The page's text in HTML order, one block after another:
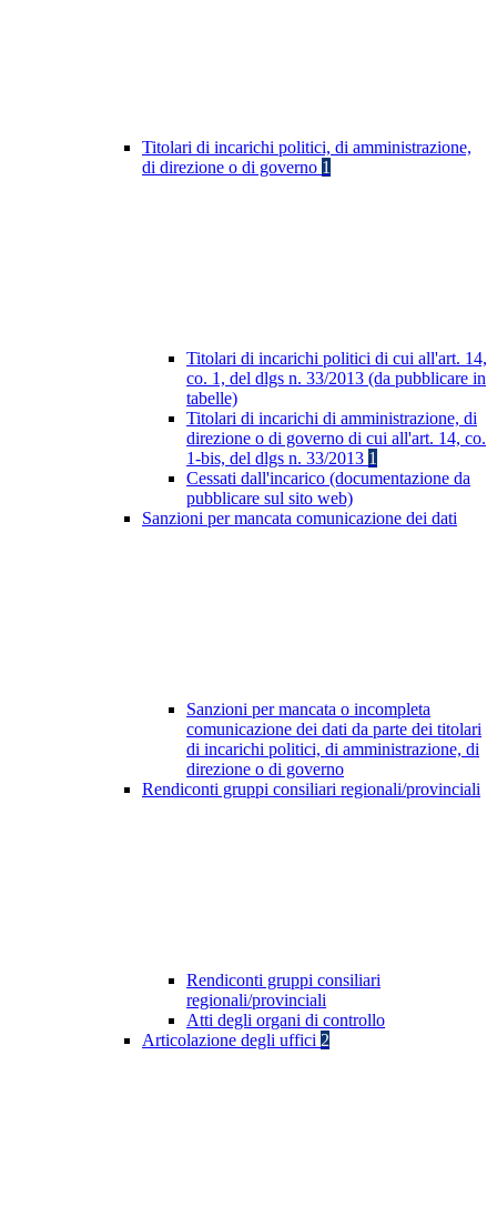
Titolari di incarichi politici, di amministrazione,
di direzione o di governo 1
Titolari di incarichi politici di cui all'art. 14,
co. 1, del dlgs n. 33/2013 (da pubblicare in
tabelle)
Titolari di incarichi di amministrazione, di
direzione o di governo di cui all'art. 14, co.
1-bis, del dlgs n. 33/2013 1
Cessati dall'incarico (documentazione da
pubblicare sul sito web)
Sanzioni per mancata comunicazione dei dati
Sanzioni per mancata o incompleta
comunicazione dei dati da parte dei titolari
di incarichi politici, di amministrazione, di
direzione o di governo
Rendiconti gruppi consiliari regionali/provinciali
Rendiconti gruppi consiliari
regionali/provinciali
Atti degli organi di controllo
Articolazione degli uffici 2